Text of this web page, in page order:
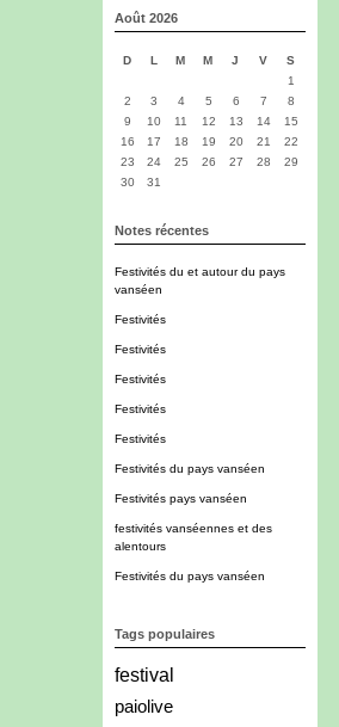
Août 2026
D L M M J V
S
1
2
3 4 5 6 7
8
9
10 11 12 13 14
15
16
17 18 19 20 21
22
23
24 25 26 27 28
29
30
31
Notes récentes
Festivités du et autour du pays
vanséen
Festivités
Festivités
Festivités
Festivités
Festivités
Festivités du pays vanséen
Festivités pays vanséen
festivités vanséennes et des
alentours
Festivités du pays vanséen
Tags populaires
festival
paiolive